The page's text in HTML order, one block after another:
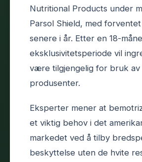
Nutritional Products under
Parsol Shield, med
senere i år. Etter en 18-
eksklusivitetsperiode vil
være tilgjengelig for bruk av
produsenter.
Eksperter mener at
et viktig behov i det
markedet ved å tilby
beskyttelse uten de hvite